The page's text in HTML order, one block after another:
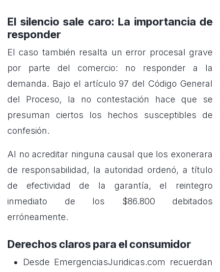
El silencio sale caro: La importancia de
responder
El caso también resalta un error procesal grave
por parte del comercio: no responder a la
demanda. Bajo el artículo 97 del Código General
del Proceso, la no contestación hace que se
presuman ciertos los hechos susceptibles de
confesión.
Al no acreditar ninguna causal que los exonerara
de responsabilidad, la autoridad ordenó, a título
de efectividad de la garantía, el reintegro
inmediato de los $86.800 debitados
erróneamente.
Derechos claros para el consumidor
Desde EmergenciasJuridicas.com recuerdan